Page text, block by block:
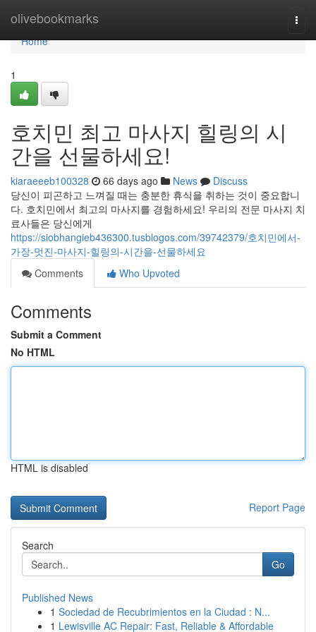
olivebookmarks
Home
Home
1
호치민 최고 마사지 힐링의 시
간을 선물하세요!
kiaraeeeb100328 66 days ago News
Discuss
당신이 피곤하고 느껴질 때는 충분한 휴식을 취하는 것이 중요합니
다. 호치민에서 최고의 마사지를 경험하세요! 우리의 전문 마사지 치
료사들은 당신에게
https://siobhangieb436300.tusblogos.com/39742379/호치민에서-
가장-멋진-마사지-힐링의-시간을-선물하세요
Comments
Who Upvoted
Comments
Submit a Comment
No HTML
HTML is disabled
Report Page
Search
Go
Published News
1 Sociedad de Recubrimientos en la Ciudad : N...
1 Lewisville AC Repair: Fast, Reliable & Affordable